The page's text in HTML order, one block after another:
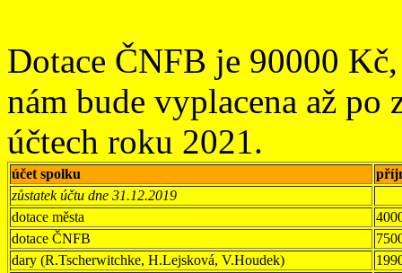
Dotace ČNFB je 90000
nám bude vyplacena až po
účtech roku 2021.
účet spolku
zůstatek účtu dne 31.12.2019
dotace města
dotace ČNFB
dary (R.Tscherwitchke, H.Lejsková, V.Houdek)